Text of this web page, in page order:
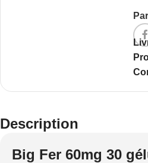
Description
Big Fer 60mg 30